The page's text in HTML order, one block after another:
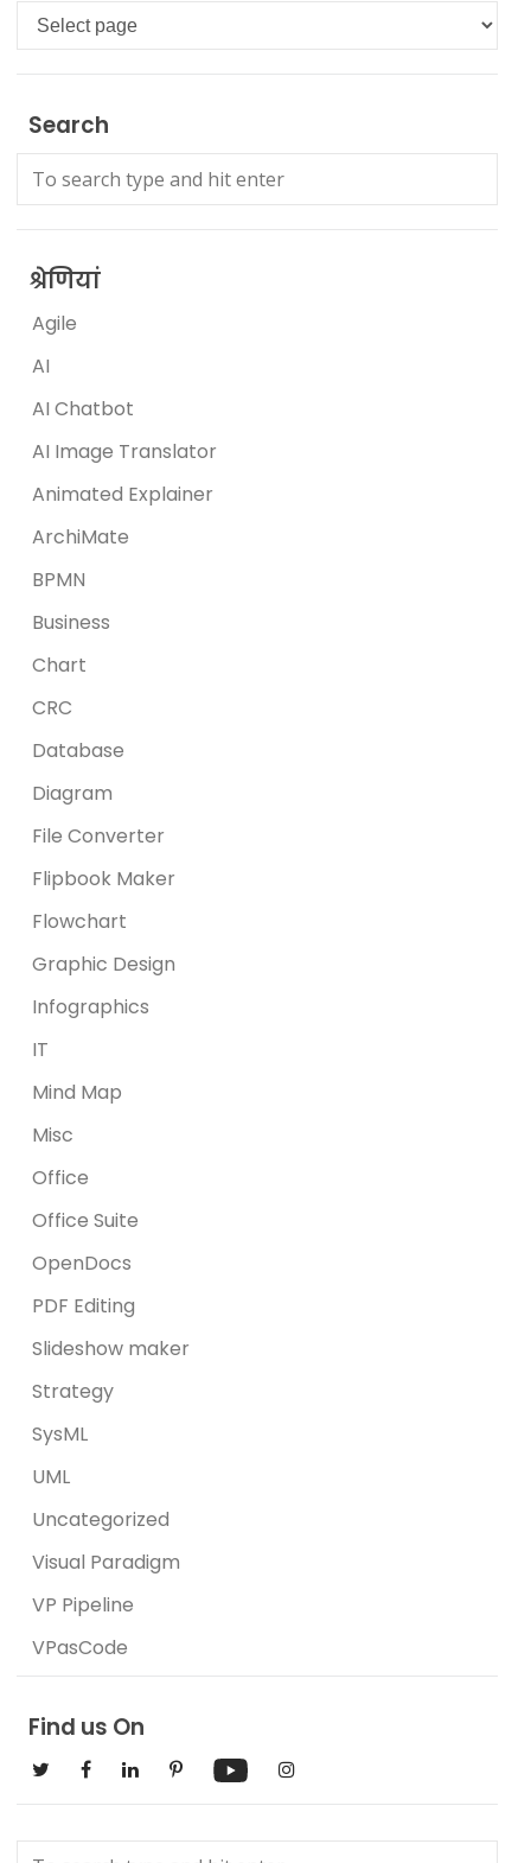
Languages
Search
श्रेणियां
Agile
AI
AI Chatbot
AI Image Translator
Animated Explainer
ArchiMate
BPMN
Business
Chart
CRC
Database
Diagram
File Converter
Flipbook Maker
Flowchart
Graphic Design
Infographics
IT
Mind Map
Misc
Office
Office Suite
OpenDocs
PDF Editing
Slideshow maker
Strategy
SysML
UML
Uncategorized
Visual Paradigm
VP Pipeline
VPasCode
Find us On